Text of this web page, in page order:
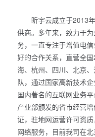
昕宇云成立于2013
供商。多年来，致力于
务，一直专注于增值电
好的合作关系，直营全
海、杭州、四川、北京
队，通过国家高新技术
国内著名的互联网业务
产业部颁发的省市经营
证，驻地网运营许可资
网络服务，目前我司在